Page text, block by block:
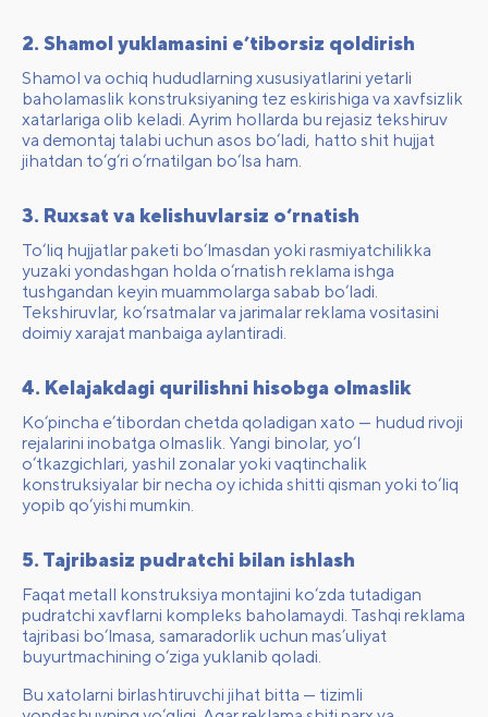
2. Shamol yuklamasini e’tiborsiz qoldirish
Shamol va ochiq hududlarning xususiyatlarini yetarli
baholamaslik konstruksiyaning tez eskirishiga va xavfsizlik
xatarlariga olib keladi. Ayrim hollarda bu rejasiz tekshiruv
va demontaj talabi uchun asos bo‘ladi, hatto shit hujjat
jihatdan to‘g‘ri o‘rnatilgan bo‘lsa ham.
3. Ruxsat va kelishuvlarsiz o‘rnatish
To‘liq hujjatlar paketi bo‘lmasdan yoki rasmiyatchilikka
yuzaki yondashgan holda o‘rnatish reklama ishga
tushgandan keyin muammolarga sabab bo‘ladi.
Tekshiruvlar, ko‘rsatmalar va jarimalar reklama vositasini
doimiy xarajat manbaiga aylantiradi.
4. Kelajakdagi qurilishni hisobga olmaslik
Ko‘pincha e’tibordan chetda qoladigan xato — hudud rivoji
rejalarini inobatga olmaslik. Yangi binolar, yo‘l
o‘tkazgichlari, yashil zonalar yoki vaqtinchalik
konstruksiyalar bir necha oy ichida shitti qisman yoki to‘liq
yopib qo‘yishi mumkin.
5. Tajribasiz pudratchi bilan ishlash
Faqat metall konstruksiya montajini ko‘zda tutadigan
pudratchi xavflarni kompleks baholamaydi. Tashqi reklama
tajribasi bo‘lmasa, samaradorlik uchun mas’uliyat
buyurtmachining o‘ziga yuklanib qoladi.
Bu xatolarni birlashtiruvchi jihat bitta — tizimli